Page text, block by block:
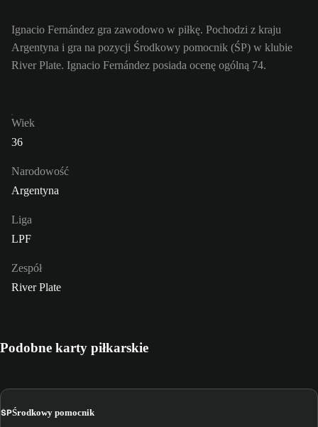
Ignacio Fernández gra zawodowo w piłkę. Pochodzi z kraju
Argentyna i gra na pozycji Środkowy pomocnik (ŚP) w klubie
River Plate. Ignacio Fernández posiada ocenę ogólną 74.
Wiek
36
Narodowość
Argentyna
Liga
LPF
Zespół
River Plate
Podobne karty piłkarskie
ŚPŚrodkowy pomocnik